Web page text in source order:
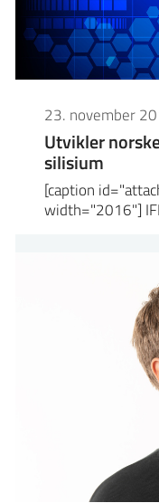
23. november
Utvikler
silisium
[caption
width="2016"]